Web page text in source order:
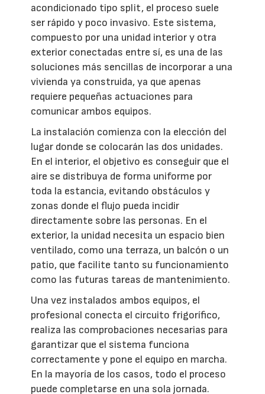
acondicionado tipo split, el proceso suele
ser rápido y poco invasivo. Este sistema,
compuesto por una unidad interior y otra
exterior conectadas entre sí, es una de las
soluciones más sencillas de incorporar a una
vivienda ya construida, ya que apenas
requiere pequeñas actuaciones para
comunicar ambos equipos.
La instalación comienza con la elección del
lugar donde se colocarán las dos unidades.
En el interior, el objetivo es conseguir que el
aire se distribuya de forma uniforme por
toda la estancia, evitando obstáculos y
zonas donde el flujo pueda incidir
directamente sobre las personas. En el
exterior, la unidad necesita un espacio bien
ventilado, como una terraza, un balcón o un
patio, que facilite tanto su funcionamiento
como las futuras tareas de mantenimiento.
Una vez instalados ambos equipos, el
profesional conecta el circuito frigorífico,
realiza las comprobaciones necesarias para
garantizar que el sistema funciona
correctamente y pone el equipo en marcha.
En la mayoría de los casos, todo el proceso
puede completarse en una sola jornada.